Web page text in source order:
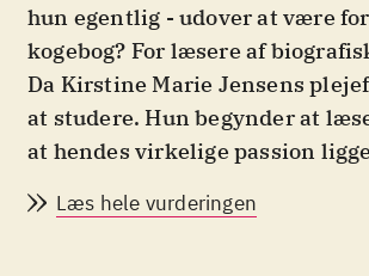
hun egentlig - udover at være
kogebog? For læsere af
Da Kirstine Marie Jensens
at studere. Hun begynder at
at hendes virkelige passion
job som husbestyrerinde hos
Læs hele vurderingen